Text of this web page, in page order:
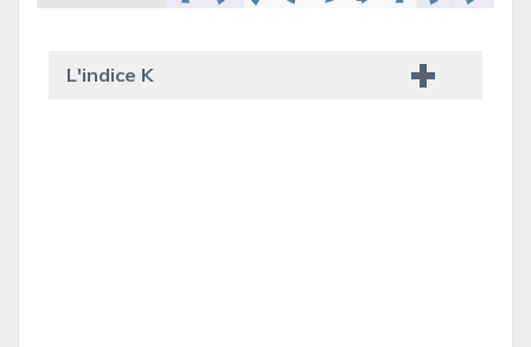
L'indice K